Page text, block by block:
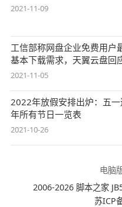
2021-11-09
工信部称网盘企业免费用户
基本下载需求，天翼云盘回
始终
2021-11-05
2022年放假安排出炉：五
年所有节日一览表
2021-10-26
电脑
2006-2026 脚本之家
苏ICP